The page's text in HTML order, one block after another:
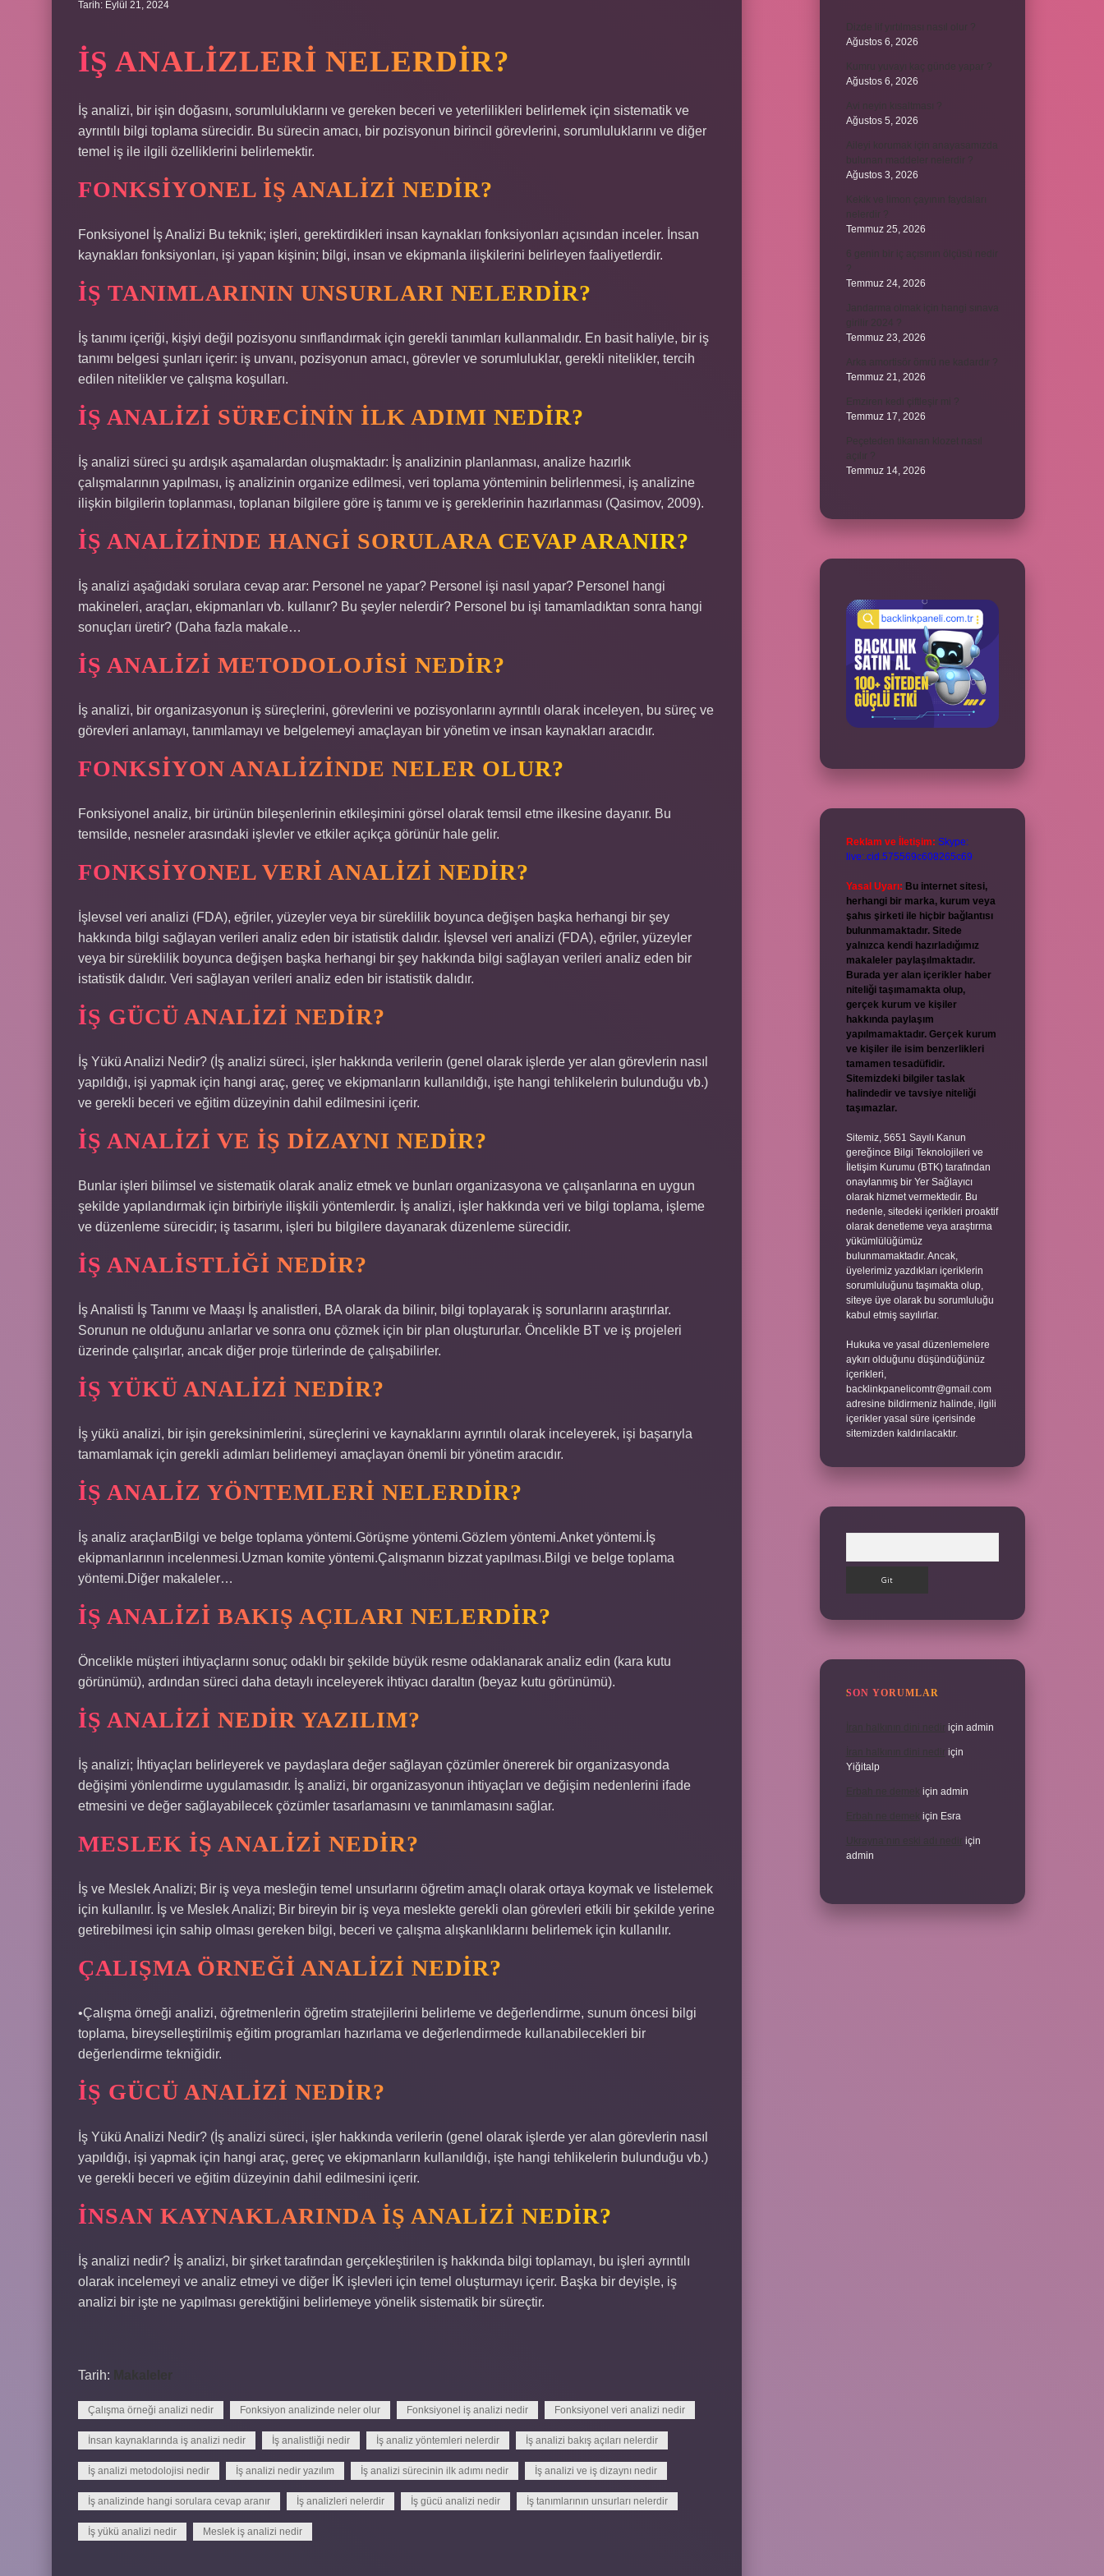
Tarih: Eylül 21, 2024
İŞ ANALIZLERI NELERDIR?
İş analizi, bir işin doğasını, sorumluluklarını ve gereken beceri ve yeterlilikleri belirlemek için sistematik ve
ayrıntılı bilgi toplama sürecidir. Bu sürecin amacı, bir pozisyonun birincil görevlerini, sorumluluklarını ve diğer
temel iş ile ilgili özelliklerini belirlemektir.
FONKSIYONEL IŞ ANALIZI NEDIR?
Fonksiyonel İş Analizi Bu teknik; işleri, gerektirdikleri insan kaynakları fonksiyonları açısından inceler. İnsan
kaynakları fonksiyonları, işi yapan kişinin; bilgi, insan ve ekipmanla ilişkilerini belirleyen faaliyetlerdir.
İŞ TANIMLARININ UNSURLARI NELERDIR?
İş tanımı içeriği, kişiyi değil pozisyonu sınıflandırmak için gerekli tanımları kullanmalıdır. En basit haliyle, bir iş
tanımı belgesi şunları içerir: iş unvanı, pozisyonun amacı, görevler ve sorumluluklar, gerekli nitelikler, tercih
edilen nitelikler ve çalışma koşulları.
İŞ ANALIZI SÜRECININ ILK ADIMI NEDIR?
İş analizi süreci şu ardışık aşamalardan oluşmaktadır: İş analizinin planlanması, analize hazırlık
çalışmalarının yapılması, iş analizinin organize edilmesi, veri toplama yönteminin belirlenmesi, iş analizine
ilişkin bilgilerin toplanması, toplanan bilgilere göre iş tanımı ve iş gereklerinin hazırlanması (Qasimov, 2009).
İŞ ANALIZINDE HANGI SORULARA CEVAP ARANIR?
İş analizi aşağıdaki sorulara cevap arar: Personel ne yapar? Personel işi nasıl yapar? Personel hangi
makineleri, araçları, ekipmanları vb. kullanır? Bu şeyler nelerdir? Personel bu işi tamamladıktan sonra hangi
sonuçları üretir? (Daha fazla makale…
İŞ ANALIZI METODOLOJISI NEDIR?
İş analizi, bir organizasyonun iş süreçlerini, görevlerini ve pozisyonlarını ayrıntılı olarak inceleyen, bu süreç ve
görevleri anlamayı, tanımlamayı ve belgelemeyi amaçlayan bir yönetim ve insan kaynakları aracıdır.
FONKSIYON ANALIZINDE NELER OLUR?
Fonksiyonel analiz, bir ürünün bileşenlerinin etkileşimini görsel olarak temsil etme ilkesine dayanır. Bu
temsilde, nesneler arasındaki işlevler ve etkiler açıkça görünür hale gelir.
FONKSIYONEL VERI ANALIZI NEDIR?
İşlevsel veri analizi (FDA), eğriler, yüzeyler veya bir süreklilik boyunca değişen başka herhangi bir şey
hakkında bilgi sağlayan verileri analiz eden bir istatistik dalıdır. İşlevsel veri analizi (FDA), eğriler, yüzeyler
veya bir süreklilik boyunca değişen başka herhangi bir şey hakkında bilgi sağlayan verileri analiz eden bir
istatistik dalıdır. Veri sağlayan verileri analiz eden bir istatistik dalıdır.
İŞ GÜCÜ ANALIZI NEDIR?
İş Yükü Analizi Nedir? (İş analizi süreci, işler hakkında verilerin (genel olarak işlerde yer alan görevlerin nasıl
yapıldığı, işi yapmak için hangi araç, gereç ve ekipmanların kullanıldığı, işte hangi tehlikelerin bulunduğu vb.)
ve gerekli beceri ve eğitim düzeyinin dahil edilmesini içerir.
İŞ ANALIZI VE IŞ DIZAYNI NEDIR?
Bunlar işleri bilimsel ve sistematik olarak analiz etmek ve bunları organizasyona ve çalışanlarına en uygun
şekilde yapılandırmak için birbiriyle ilişkili yöntemlerdir. İş analizi, işler hakkında veri ve bilgi toplama, işleme
ve düzenleme sürecidir; iş tasarımı, işleri bu bilgilere dayanarak düzenleme sürecidir.
İŞ ANALISTLIĞI NEDIR?
İş Analisti İş Tanımı ve Maaşı İş analistleri, BA olarak da bilinir, bilgi toplayarak iş sorunlarını araştırırlar.
Sorunun ne olduğunu anlarlar ve sonra onu çözmek için bir plan oluştururlar. Öncelikle BT ve iş projeleri
üzerinde çalışırlar, ancak diğer proje türlerinde de çalışabilirler.
İŞ YÜKÜ ANALIZI NEDIR?
İş yükü analizi, bir işin gereksinimlerini, süreçlerini ve kaynaklarını ayrıntılı olarak inceleyerek, işi başarıyla
tamamlamak için gerekli adımları belirlemeyi amaçlayan önemli bir yönetim aracıdır.
İŞ ANALIZ YÖNTEMLERI NELERDIR?
İş analiz araçlarıBilgi ve belge toplama yöntemi.Görüşme yöntemi.Gözlem yöntemi.Anket yöntemi.İş
ekipmanlarının incelenmesi.Uzman komite yöntemi.Çalışmanın bizzat yapılması.Bilgi ve belge toplama
yöntemi.Diğer makaleler…
İŞ ANALIZI BAKIŞ AÇILARI NELERDIR?
Öncelikle müşteri ihtiyaçlarını sonuç odaklı bir şekilde büyük resme odaklanarak analiz edin (kara kutu
görünümü), ardından süreci daha detaylı inceleyerek ihtiyacı daraltın (beyaz kutu görünümü).
İŞ ANALIZI NEDIR YAZILIM?
İş analizi; İhtiyaçları belirleyerek ve paydaşlara değer sağlayan çözümler önererek bir organizasyonda
değişimi yönlendirme uygulamasıdır. İş analizi, bir organizasyonun ihtiyaçları ve değişim nedenlerini ifade
etmesini ve değer sağlayabilecek çözümler tasarlamasını ve tanımlamasını sağlar.
MESLEK IŞ ANALIZI NEDIR?
İş ve Meslek Analizi; Bir iş veya mesleğin temel unsurlarını öğretim amaçlı olarak ortaya koymak ve listelemek
için kullanılır. İş ve Meslek Analizi; Bir bireyin bir iş veya meslekte gerekli olan görevleri etkili bir şekilde yerine
getirebilmesi için sahip olması gereken bilgi, beceri ve çalışma alışkanlıklarını belirlemek için kullanılır.
ÇALIŞMA ÖRNEĞI ANALIZI NEDIR?
•Çalışma örneği analizi, öğretmenlerin öğretim stratejilerini belirleme ve değerlendirme, sunum öncesi bilgi
toplama, bireyselleştirilmiş eğitim programları hazırlama ve değerlendirmede kullanabilecekleri bir
değerlendirme tekniğidir.
İŞ GÜCÜ ANALIZI NEDIR?
İş Yükü Analizi Nedir? (İş analizi süreci, işler hakkında verilerin (genel olarak işlerde yer alan görevlerin nasıl
yapıldığı, işi yapmak için hangi araç, gereç ve ekipmanların kullanıldığı, işte hangi tehlikelerin bulunduğu vb.)
ve gerekli beceri ve eğitim düzeyinin dahil edilmesini içerir.
İNSAN KAYNAKLARINDA IŞ ANALIZI NEDIR?
İş analizi nedir? İş analizi, bir şirket tarafından gerçekleştirilen iş hakkında bilgi toplamayı, bu işleri ayrıntılı
olarak incelemeyi ve analiz etmeyi ve diğer İK işlevleri için temel oluşturmayı içerir. Başka bir deyişle, iş
analizi bir işte ne yapılması gerektiğini belirlemeye yönelik sistematik bir süreçtir.
Tarih: Makaleler
Çalışma örneği analizi nedir Fonksiyon analizinde neler olur Fonksiyonel iş analizi nedir Fonksiyonel veri analizi nedir
İnsan kaynaklarında iş analizi nedir İş analistliği nedir İş analiz yöntemleri nelerdir İş analizi bakış açıları nelerdir
İş analizi metodolojisi nedir İş analizi nedir yazılım İş analizi sürecinin ilk adımı nedir İş analizi ve iş dizaynı nedir
İş analizinde hangi sorulara cevap aranır İş analizleri nelerdir İş gücü analizi nedir İş tanımlarının unsurları nelerdir
İş yükü analizi nedir Meslek iş analizi nedir
Dizde lif yırtılması nasıl olur ?
Ağustos 6, 2026
Kumru yuvayı kaç günde yapar ?
Ağustos 6, 2026
Ağustos 5, 2026
Aileyi korumak için anayasamızda
bulunan maddeler nelerdir ?
Ağustos 3, 2026
Temmuz 25, 2026
6 genin bir iç açısının ölçüsü nedir
Temmuz 24, 2026
Temmuz 23, 2026
Temmuz 21, 2026
Temmuz 17, 2026
Temmuz 14, 2026
Reklam ve İletişim: Skype:
live:.cid.575569c608265c69
Yasal Uyarı: Bu internet sitesi,
herhangi bir marka, kurum veya
şahıs şirketi ile hiçbir bağlantısı
bulunmamaktadır. Sitede
yalnızca kendi hazırladığımız
makaleler paylaşılmaktadır.
Burada yer alan içerikler haber
niteliği taşımamakta olup,
gerçek kurum ve kişiler
hakkında paylaşım
yapılmamaktadır. Gerçek kurum
ve kişiler ile isim benzerlikleri
tamamen tesadüfidir.
Sitemizdeki bilgiler taslak
halindedir ve tavsiye niteliği
taşımazlar.
Sitemiz, 5651 Sayılı Kanun
gereğince Bilgi Teknolojileri ve
İletişim Kurumu (BTK) tarafından
onaylanmış bir Yer Sağlayıcı
olarak hizmet vermektedir. Bu
nedenle, sitedeki içerikleri proaktif
olarak denetleme veya araştırma
yükümlülüğümüz
bulunmamaktadır. Ancak,
üyelerimiz yazdıkları içeriklerin
sorumluluğunu taşımakta olup,
siteye üye olarak bu sorumluluğu
kabul etmiş sayılırlar.
Hukuka ve yasal düzenlemelere
aykırı olduğunu düşündüğünüz
içerikleri,
backlinkpanelicomtr@gmail.com
adresine bildirmeniz halinde, ilgili
içerikler yasal süre içerisinde
sitemizden kaldırılacaktır.
SON YORUMLAR
için admin
için
Yiğitalp
için admin
için Esra
için
admin